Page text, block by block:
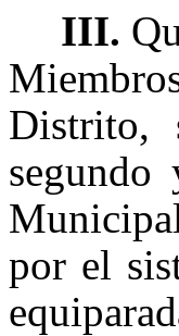
III.
Distrito,
por el